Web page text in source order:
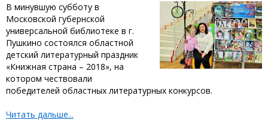
В минувшую субботу в
Московской губернской
универсальной библиотеке в г.
Пушкино состоялся областной
детский литературный праздник
«Книжная страна – 2018», на
котором чествовали
победителей областных литературных конкурсов.
Читать дальше...